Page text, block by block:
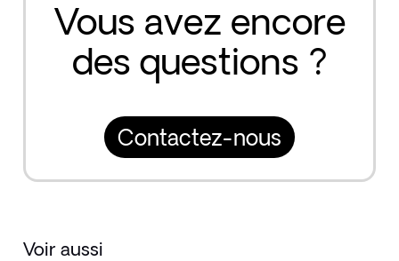
Vous avez encore
des questions ?
Contactez-nous
Voir aussi